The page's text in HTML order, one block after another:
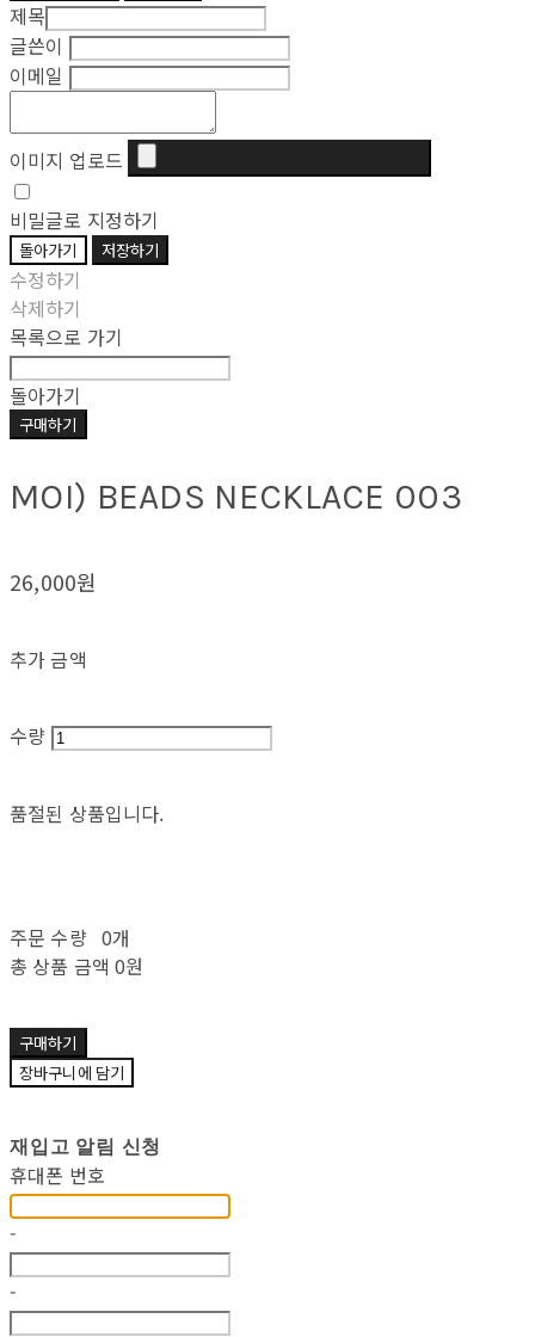
제목
글쓴이
이메일
이미지 업로드
비밀글로 지정하기
돌아가기 저장하기
수정하기
삭제하기
목록으로 가기
돌아가기
구매하기
MOI) BEADS NECKLACE 003
26,000원
추가 금액
수량
품절된 상품입니다.
주문 수량 0개
총 상품 금액 0원
구매하기
장바구니에 담기
재입고 알림 신청
휴대폰 번호
-
-